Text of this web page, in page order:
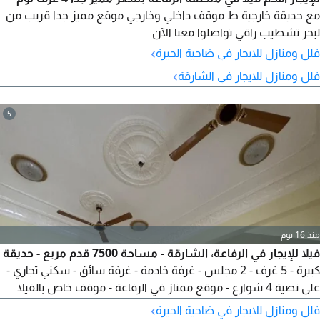
مع حديقة خارجية ط موقف داخلي وخارجي موقع مميز جدا قريب من
لبحر تشطيب راقي تواصلوا معنا الآن
فلل ومنازل للايجار في ضاحية الحيرة›
فلل ومنازل للايجار في الشارقة›
5
منذ 16 يوم
فيلا للإيجار في الرفاعة، الشارقة - مساحة 7500 قدم مربع - حديقة
كبيرة - 5 غرف - 2 مجلس - غرفة خادمة - غرفة سائق - سكني تجاري -
على نصية 4 شوارع - موقع ممتاز في الرفاعة - موقف خاص بالفيلا
فلل ومنازل للايجار في ضاحية الحيرة›